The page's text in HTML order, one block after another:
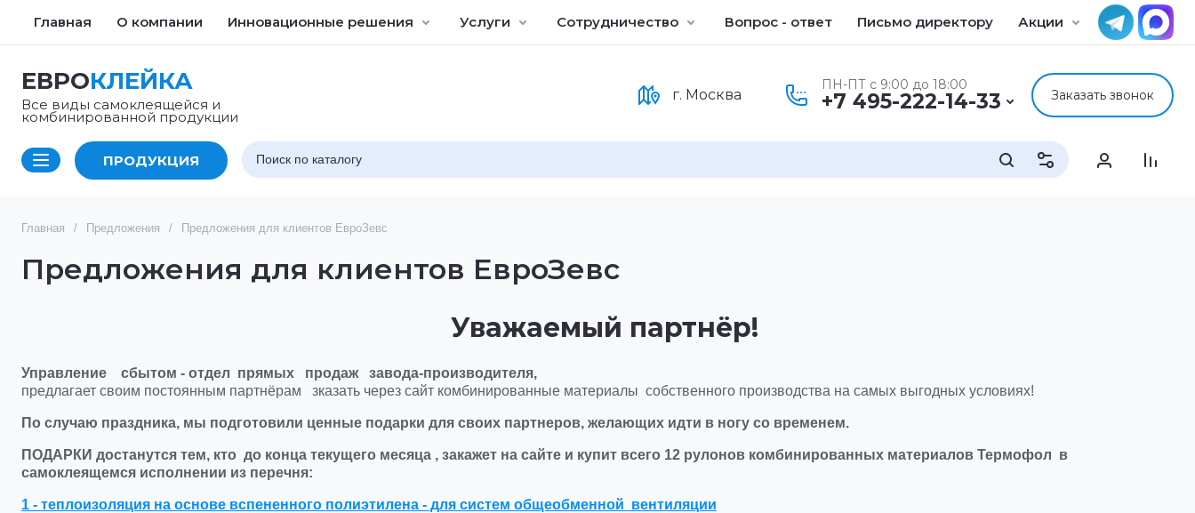
Главная О компании Инновационные решения Услуги Сотрудничество Вопрос - ответ Письмо директору Акции
ЕВРОКЛЕЙКА
Все виды самоклеящейся и
комбинированной продукции
г. Москва
ПН-ПТ с 9:00 до 18:00
+7 495-222-14-33 Заказать звонок
ПРОДУКЦИЯ
Главная / Предложения / Предложения для клиентов ЕвроЗевс
Предложения для клиентов ЕвроЗевс
Уважаемый партнёр!
Управление сбытом - отдел прямых продаж завода-производителя,
предлагает своим постоянным партнёрам зказать через сайт комбинированные материалы собственного производства на самых выгодных условиях!
По случаю праздника, мы подготовили ценные подарки для своих партнеров, желающих идти в ногу со временем.
ПОДАРКИ достанутся тем, кто до конца текущего месяца , закажет на сайте и купит всего 12 рулонов комбинированных материалов Термофол в
самоклеящемся исполнении из перечня:
1 - теплоизоляция на основе вспененного полиэтилена - для систем общеобменной вентиляции